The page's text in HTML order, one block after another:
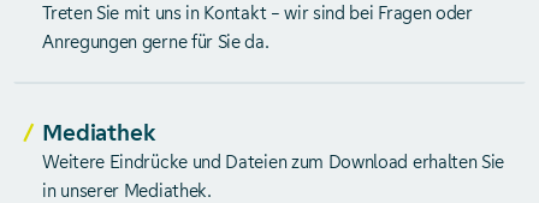
Treten Sie mit uns in Kontakt – wir sind bei Fragen oder
Anregungen gerne für Sie da.
Mediathek
Weitere Eindrücke und Dateien zum Download erhalten Sie
in unserer Mediathek.